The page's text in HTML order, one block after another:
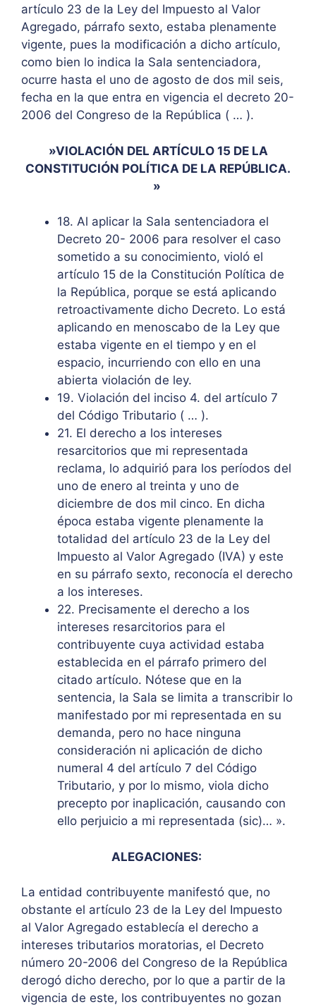
artículo 23 de la Ley del Impuesto al Valor
Agregado, párrafo sexto, estaba plenamente
vigente, pues la modificación a dicho artículo,
como bien lo indica la Sala sentenciadora,
ocurre hasta el uno de agosto de dos mil seis,
fecha en la que entra en vigencia el decreto 20-
2006 del Congreso de la República ( … ).
»VIOLACIÓN DEL ARTÍCULO 15 DE LA
CONSTITUCIÓN POLÍTICA DE LA REPÚBLICA.
»
18. Al aplicar la Sala sentenciadora el
Decreto 20- 2006 para resolver el caso
sometido a su conocimiento, violó el
artículo 15 de la Constitución Política de
la República, porque se está aplicando
retroactivamente dicho Decreto. Lo está
aplicando en menoscabo de la Ley que
estaba vigente en el tiempo y en el
espacio, incurriendo con ello en una
abierta violación de ley.
19. Violación del inciso 4. del artículo 7
del Código Tributario ( … ).
21. El derecho a los intereses
resarcitorios que mi representada
reclama, lo adquirió para los períodos del
uno de enero al treinta y uno de
diciembre de dos mil cinco. En dicha
época estaba vigente plenamente la
totalidad del artículo 23 de la Ley del
Impuesto al Valor Agregado (IVA) y este
en su párrafo sexto, reconocía el derecho
a los intereses.
22. Precisamente el derecho a los
intereses resarcitorios para el
contribuyente cuya actividad estaba
establecida en el párrafo primero del
citado artículo. Nótese que en la
sentencia, la Sala se limita a transcribir lo
manifestado por mi representada en su
demanda, pero no hace ninguna
consideración ni aplicación de dicho
numeral 4 del artículo 7 del Código
Tributario, y por lo mismo, viola dicho
precepto por inaplicación, causando con
ello perjuicio a mi representada (sic)… ».
ALEGACIONES:
La entidad contribuyente manifestó que, no
obstante el artículo 23 de la Ley del Impuesto
al Valor Agregado establecía el derecho a
intereses tributarios moratorias, el Decreto
número 20-2006 del Congreso de la República
derogó dicho derecho, por lo que a partir de la
vigencia de este, los contribuyentes no gozan